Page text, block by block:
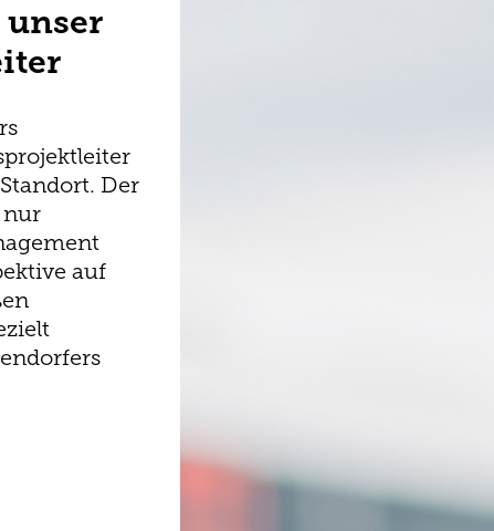
Der
nur
auf